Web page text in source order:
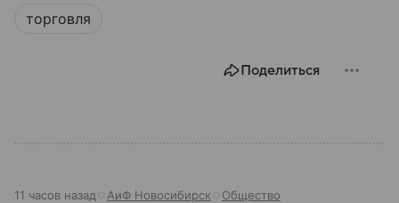
торговля
Поделиться
11 часов назад АиФ Новосибирск Общество